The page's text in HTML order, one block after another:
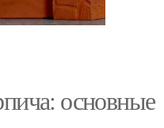
основные